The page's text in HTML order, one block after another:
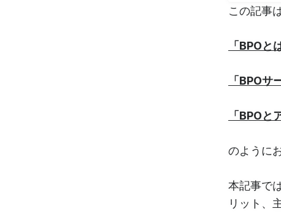
この記事は
「BPOと
「BPOサ
「BPOと
のように
本記事で
リット、